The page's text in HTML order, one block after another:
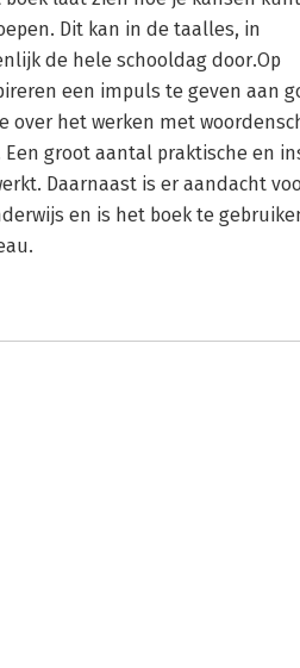
Dit kan in de taalles, in
de hele schooldag door.Op
een impuls te geven aan
over het werken met
groot aantal praktische en
Daarnaast is er aandacht
en is het boek te